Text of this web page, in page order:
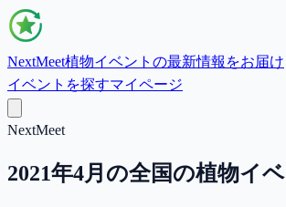
NextMeet植物イベントの最新情報をお届け
イベントを探すマイページ
NextMeet
2021年4月の全国の植物イ